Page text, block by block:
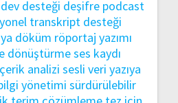
desteği deşifre podcast
transkript desteği
döküm röportaj yazımı
dönüştürmeses kaydı
analizi sesli veri yazıya
yönetimi sürdürülebilir